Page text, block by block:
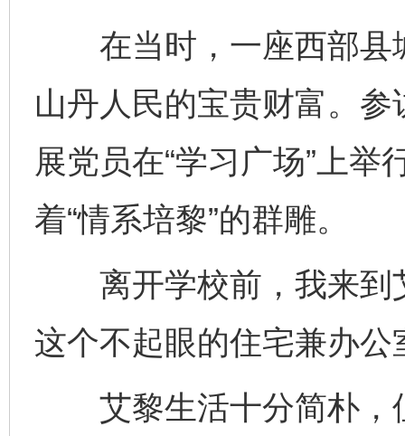
在当时，一座西部县
山丹人民的宝贵财富。
展党员在“学习广场”上
着“情系培黎”的群雕。
离开学校前，我来到
这个不起眼的住宅兼办
艾黎生活十分简朴，